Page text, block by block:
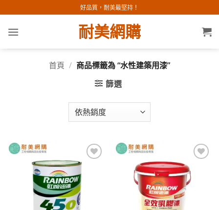
to
content
好品質，耐美最堅持！
耐美網購
首頁 / 商品標籤為 “水性建築用漆”
篩選